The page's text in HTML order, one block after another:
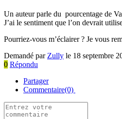
Un auteur parle du pourcentage de
J’ai le sentiment que l’on devrait
Pourriez-vous m’éclairer ? Je vous
Demandé par Zully le 18 septembre
0 Répondu
Partager
Commentaire(0)